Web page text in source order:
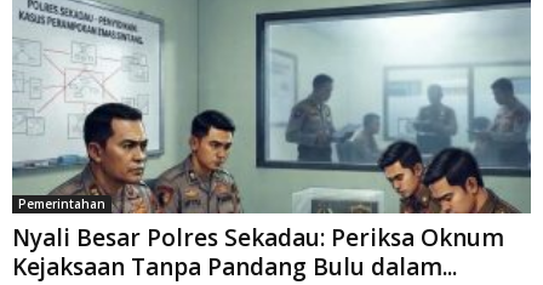
Pemerintahan
Nyali Besar Polres Sekadau: Periksa Oknum
Kejaksaan Tanpa Pandang Bulu dalam...